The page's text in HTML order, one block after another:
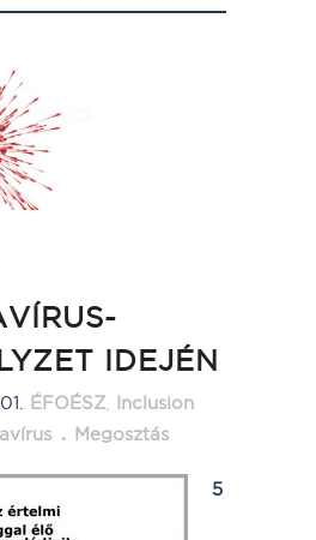
IDEJÉN
ÉFOÉSZ, Inclusion
Megosztás
5